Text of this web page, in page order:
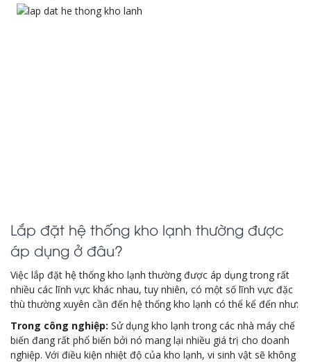
Lắp đặt hệ thống kho lạnh thường được
áp dụng ở đâu?
Việc lắp đặt hệ thống kho lạnh thường được áp dụng trong rất
nhiều các lĩnh vực khác nhau, tuy nhiên, có một số lĩnh vực đặc
thù thường xuyên cần đến hệ thống kho lạnh có thể kể đến như:
Trong công nghiệp: Sử dụng kho lạnh trong các nhà máy chế
biến đang rất phổ biến bởi nó mang lại nhiều giá trị cho doanh
nghiệp. Với điều kiện nhiệt độ của kho lạnh, vi sinh vật sẽ không